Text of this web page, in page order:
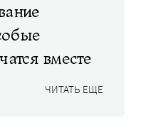
вместе
ЧИТАТЬ ЕЩЕ